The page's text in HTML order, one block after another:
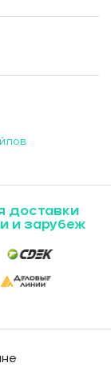
доставки
и зарубеж